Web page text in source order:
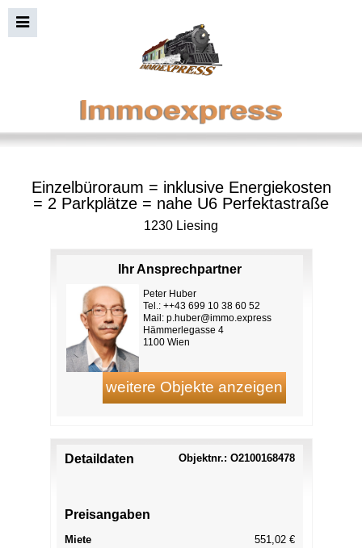
Einzelbüroraum = inklusive Energiekosten
= 2 Parkplätze = nahe U6 Perfektastraße
1230 Liesing
Ihr Ansprechpartner
Peter Huber
Tel.: ++43 699 10 38 60 52
Mail: p.huber@immo.express
Hämmerlegasse 4
1100 Wien
Detaildaten Objektnr.: O2100168478
Preisangaben
Miete
551,02 €